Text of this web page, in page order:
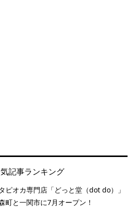
記事ランキング
ピオカ専門店「どっと堂（dot do）」
町と一関市に7月オープン！